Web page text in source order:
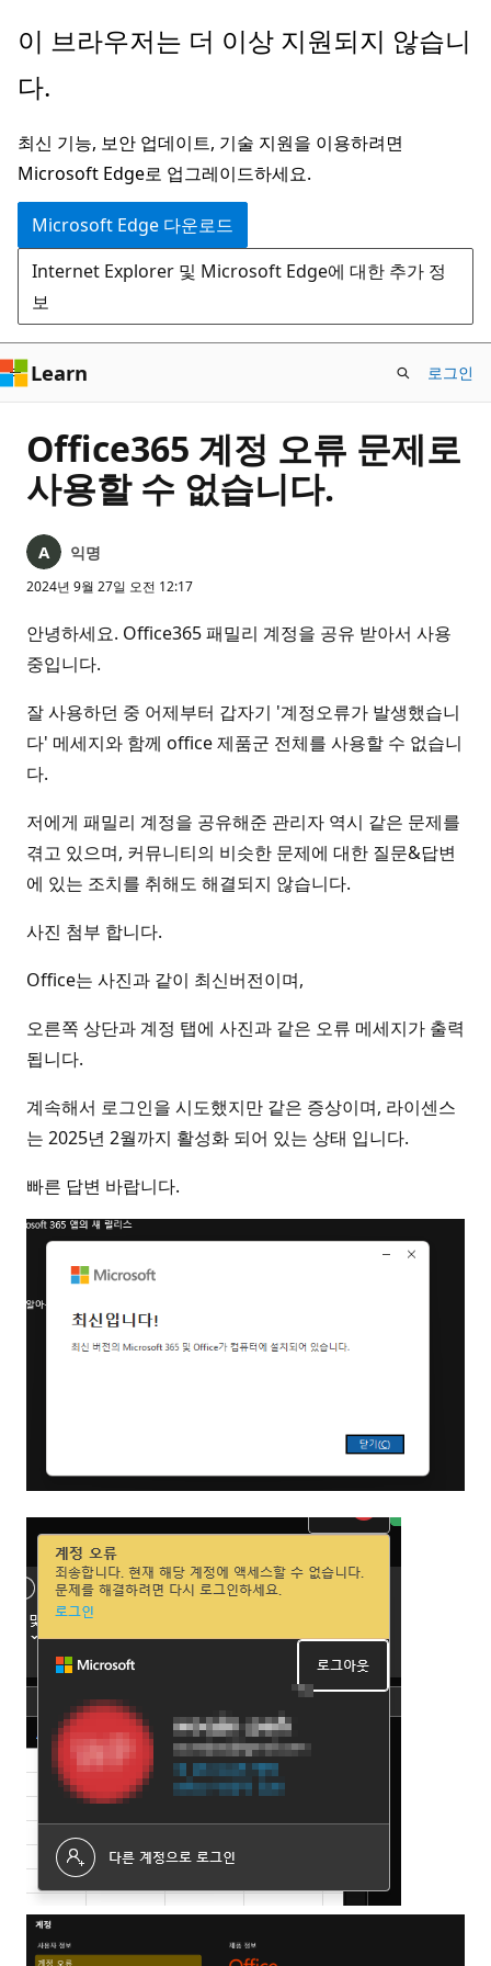
주
콘
츠
로
건
너
뛰
기
이 브라우저는 더 이상 지원되지 않습니
다.
최신 기능, 보안 업데이트, 기술 지원을 이용하려면
Microsoft Edge로 업그레이드하세요.
Microsoft Edge 다운로드
Internet Explorer 및 Microsoft Edge에 대한 추가 정
보
Learn 로그인
Office365 계정 오류 문제로
사용할 수 없습니다.
익명
2024년 9월 27일 오전 12:17
안녕하세요. Office365 패밀리 계정을 공유 받아서 사용
중입니다.
잘 사용하던 중 어제부터 갑자기 '계정오류가 발생했습니
다' 메세지와 함께 office 제품군 전체를 사용할 수 없습니
다.
저에게 패밀리 계정을 공유해준 관리자 역시 같은 문제를
겪고 있으며, 커뮤니티의 비슷한 문제에 대한 질문&답변
에 있는 조치를 취해도 해결되지 않습니다.
사진 첨부 합니다.
Office는 사진과 같이 최신버전이며,
오른쪽 상단과 계정 탭에 사진과 같은 오류 메세지가 출력
됩니다.
계속해서 로그인을 시도했지만 같은 증상이며, 라이센스
는 2025년 2월까지 활성화 되어 있는 상태 입니다.
빠른 답변 바랍니다.